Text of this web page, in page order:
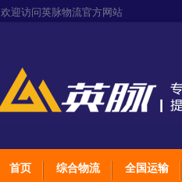
欢迎访问英脉物流官方网站
首页 综合物流 全国运输